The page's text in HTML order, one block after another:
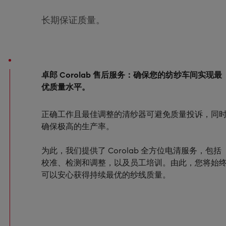
长期保证质量。
卓郎 Corolab 售后服务：确保您的纺纱车间实现最
优质量水平。
正确工作且最佳调整的清纱器可避免质量投诉，同
确保极高的生产率。
为此，我们提供了 Corolab 全方位电清服务，包括
校准、检测和调整，以及员工培训。由此，您将始
可以安心获得持续最优的纱线质量。